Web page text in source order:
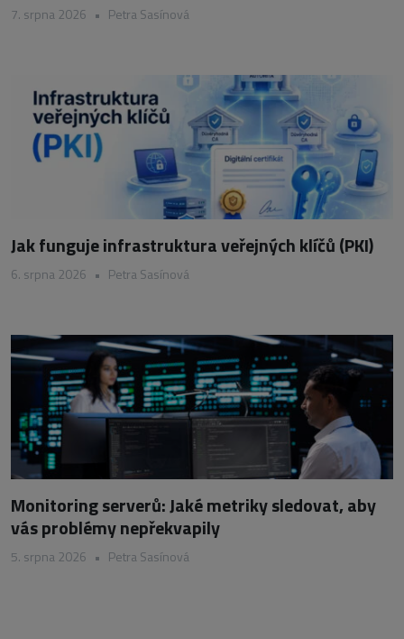
7. srpna 2026 • Petra Sasínová
Jak funguje infrastruktura veřejných klíčů (PKI)
6. srpna 2026 • Petra Sasínová
Monitoring serverů: Jaké metriky sledovat, aby
vás problémy nepřekvapily
5. srpna 2026 • Petra Sasínová